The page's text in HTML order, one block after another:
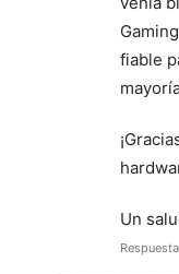
fiable
Un
Respuesta